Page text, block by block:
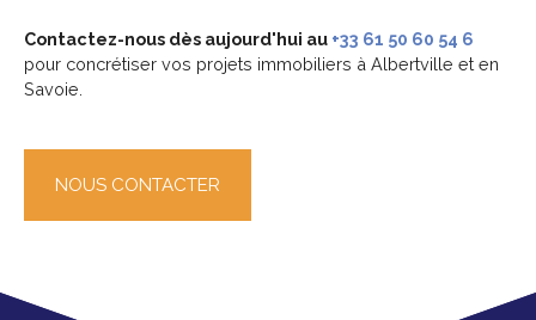
Contactez-nous dès aujourd'hui au +33 61 50 60 54 6
pour concrétiser vos projets immobiliers à Albertville et en
Savoie.
NOUS CONTACTER